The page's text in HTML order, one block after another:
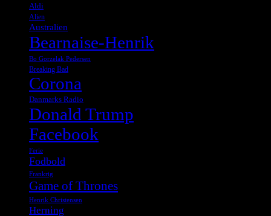
Aldi
Alien
Australien
Bearnaise-Henrik
Bo Gorzelak Pedersen
Breaking Bad
Corona
Danmarks Radio
Donald Trump
Facebook
Ferie
Fodbold
Frankrig
Game of Thrones
Henrik Christensen
Herning